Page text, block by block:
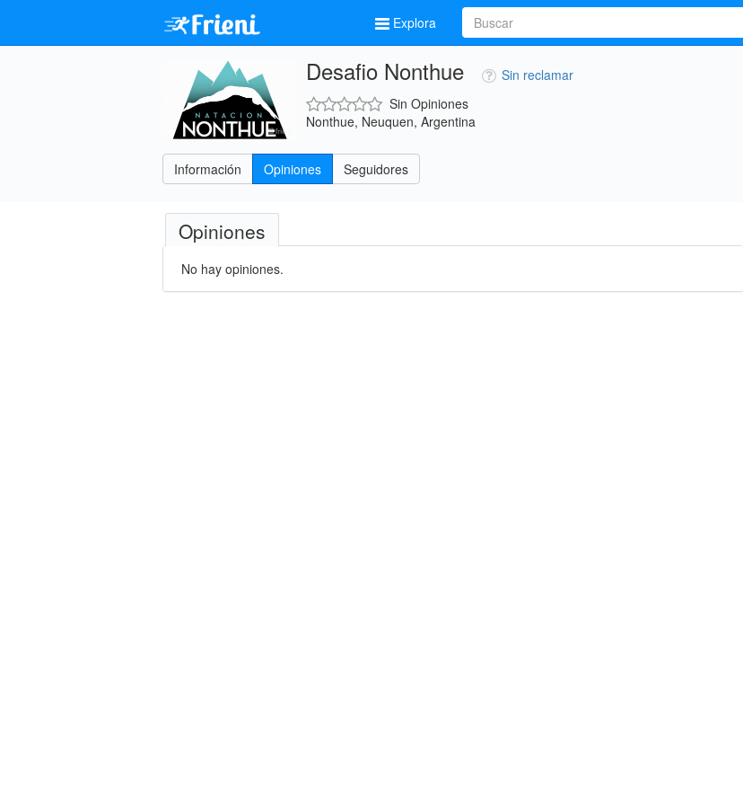
Explora
Desafio Nonthue
Sin reclamar
Sin Opiniones
Nonthue, Neuquen, Argentina
Información Opiniones Seguidores
Opiniones
No hay opiniones.